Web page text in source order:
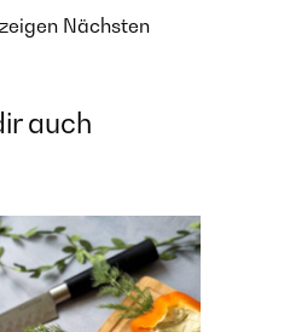
Nächsten
auch